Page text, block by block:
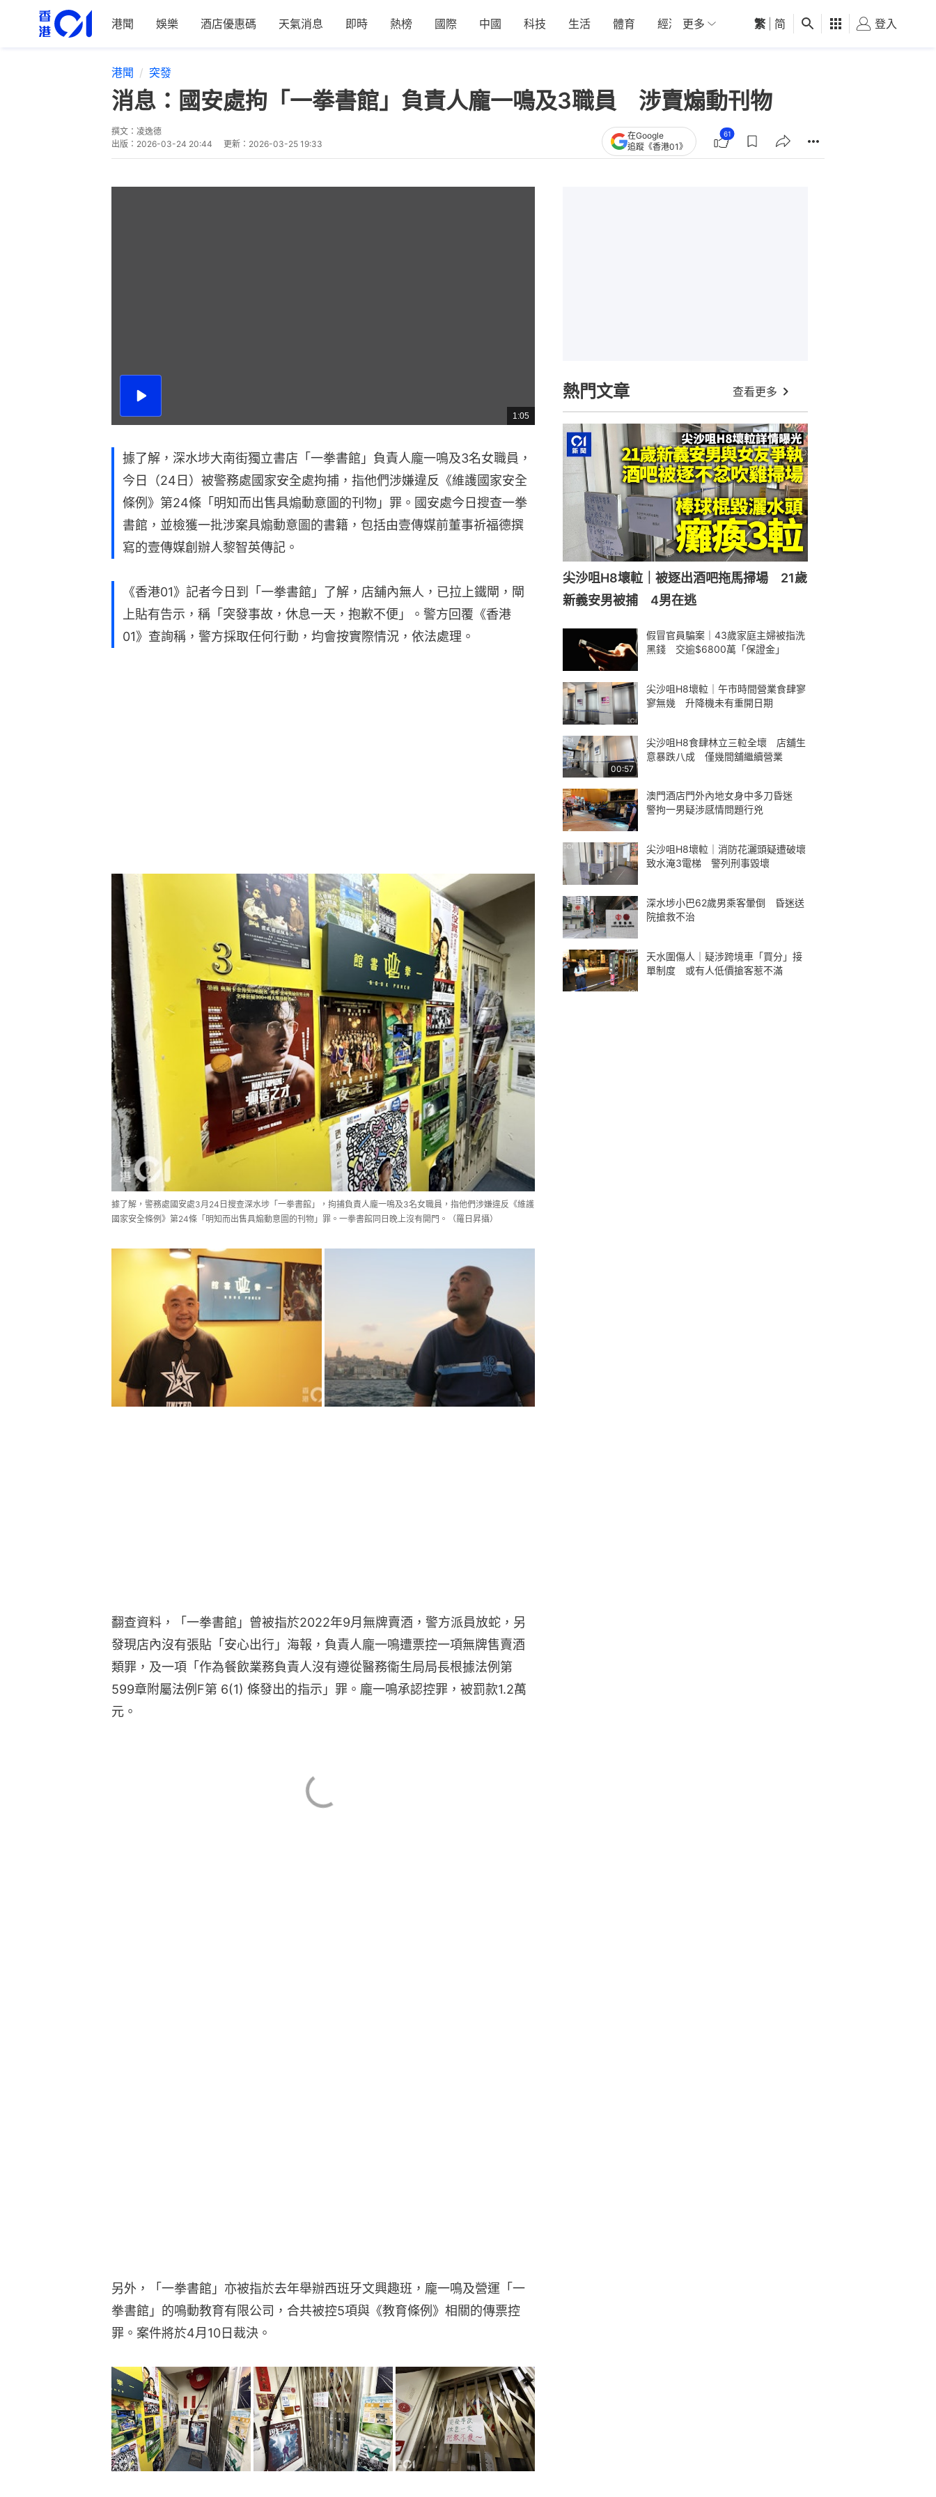
港聞 娛樂 酒店優惠碼 天氣消息 即時 熱榜 國際 中國 科技 生活 體育 經濟 01深圳 觀點 健康 好食玩飛
更多 繁 简 登入
港聞 突發
消息：國安處拘「一拳書館」負責人龐一鳴及3職員 涉賣煽動刊物
撰文： 凌逸德
出版： 2026-03-24 20:44 更新： 2026-03-25 19:33
在Google
追蹤《香港01》
61
播
總
共
1:05
據了解，深水埗大南街獨立書店「一拳書館」負責人龐一鳴及3名女職員，
今日（24日）被警務處國家安全處拘捕，指他們涉嫌違反《維護國家安全
條例》第24條「明知而出售具煽動意圖的刊物」罪。國安處今日搜查一拳
書館，並檢獲一批涉案具煽動意圖的書籍，包括由壹傳媒前董事祈福德撰
寫的壹傳媒創辦人黎智英傳記。
《香港01》記者今日到「一拳書館」了解，店舖內無人，已拉上鐵閘，閘
上貼有告示，稱「突發事故，休息一天，抱歉不便」。警方回覆《香港
01》查詢稱，警方採取任何行動，均會按實際情況，依法處理。
據了解，警務處國安處3月24日搜查深水埗「一拳書館」，拘捕負責人龐一鳴及3名女職員，指他們涉嫌違反《維護
國家安全條例》第24條「明知而出售具煽動意圖的刊物」罪。一拳書館同日晚上沒有開門。（羅日昇攝）
一拳書館涉賣酒被票控 店主稱辦文學性質私人活動 判罰12000元
疫市開獨立書店 盼一拳驚醒讀書人 奇特分類法助新角度看世界
熱門文章 查看更多
尖沙咀H8壞𨋢｜被逐出酒吧拖馬掃場 21歲
新義安男被捕 4男在逃
假冒官員騙案｜43歲家庭主婦被指洗
黑錢 交逾$6800萬「保證金」
尖沙咀H8壞𨋢｜午市時間營業食肆寥
寥無幾 升降機未有重開日期
00:57
尖沙咀H8食肆林立三𨋢全壞 店舖生
意暴跌八成 僅幾間舖繼續營業
澳門酒店門外內地女身中多刀昏迷
警拘一男疑涉感情問題行兇
尖沙咀H8壞𨋢｜消防花灑頭疑遭破壞
致水淹3電梯 警列刑事毀壞
深水埗小巴62歲男乘客暈倒 昏迷送
院搶救不治
天水圍傷人｜疑涉跨境車「買分」接
單制度 或有人低價搶客惹不滿